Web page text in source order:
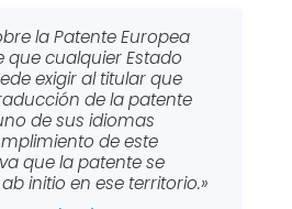
la Patente Europea
que cualquier Estado
exigir al titular que
de la patente
de sus idiomas
de este
que la patente se
initio en ese territorio.»